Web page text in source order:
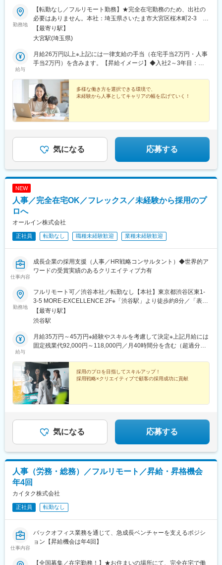
県)、橋本駅(福岡県)、唐人町駅、天神駅、鳥栖駅、道ノ尾駅、長
崎駅(長崎県)、神泉駅、新宿駅(東京メトロ)、東銀座駅、奥沢駅、
長堀橋駅、本川越駅、新越谷駅、市川真間駅、船橋駅、京成稲毛
駅、東海神駅、京王八王子駅、つつじケ丘駅、府中競馬正門前
駅、御徒町駅、新豊洲駅、西太子堂駅、武蔵溝ノ口駅、京急川崎
駅、石上駅、江端駅、加納駅(岐阜県)、各務ケ原駅、津島駅、ドー
ム前駅、大小路駅、公園東口駅、三田本町駅、旧居留地・大丸前
駅、城下駅(岡山県)、宇品四丁目駅、段原一丁目駅、祇園駅(福岡
本町駅、上野広小路駅、越前花堂駅、茶所駅、ドーム前千代崎
駅、花田口駅、県庁前駅(兵庫県)、郵便局前駅、宇品二丁目駅、比
治山橋駅、旦過駅、天神南駅、五島町駅
勤務地
【転勤なし／フルリモート勤務】★完全在宅勤務のため、出社の
必要はありません。本社：埼玉県さいたま市大宮区桜木町2-3 大
宮マルイ7Ｆ
【最寄り駅】
大宮駅(埼玉県)
給与
月給26万円以上※上記には一律支給の手当（在宅手当2万円・人事
手当2万円）を含みます。【昇給イメージ】◆入社2～3年目：月
万円（一律手当・役職手当含む）+賞与年2回※上記はあくまでイ
メージです。能力・経験に応じて変動する可能性があります。＜
試用期間中の待遇について＞・雇用形態：契約社員・給与：時給
1150円～1250円・勤務時間：10:00～19:00または11:00～20:00
多様な働き方を選択できる環境で、
未経験から人事としてキャリアの幅を広げていく！
気になる 応募する
NEW
人事／完全在宅OK／フレックス／未経験から採用のプ
ロへ
オールイン株式会社
正社員 転勤なし 職種未経験歓迎 業種未経験歓迎
仕事内容
成長企業の採用支援（人事／HR戦略コンサルタント）◆世界的ア
ワードの受賞実績のあるクリエイティブ力有
勤務地
フルリモート可／渋谷本社／転勤なし【本社】東京都渋谷区東1-
3-5 MORE-EXCELLENCE 2F※「渋谷駅」より徒歩約8分／「表参
道駅」より徒歩約10分
【最寄り駅】
渋谷駅
給与
月給35万円～45万円※経験やスキルを考慮して決定※上記月給には
固定残業代92,000円～118,000円／月40時間分を含む（超過分は
採用のプロを目指してスキルアップ！
採用戦略×クリエイティブで顧客の採用成功に貢献
気になる 応募する
人事（労務・総務）／フルリモート／昇給・昇格機会
年4回
カイタク株式会社
正社員 転勤なし
仕事内容
バックオフィス業務を通じて、急成長ベンチャーを支えるポジシ
ョン【昇給機会は年4回】
【全国募集／在宅勤務！】★お住まいの場所にて、完全在宅で働